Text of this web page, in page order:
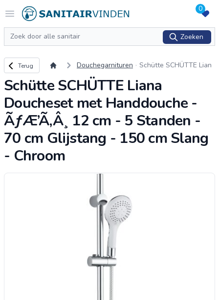
Open menu
Logo sanitairvinden.nl 0
Zoeken
Zoeken
Terug naar overzicht
Terug Douchegarnituren
Schütte SCHÜTTE Lian
douche - ÃƒÆ’Ã‚Â¸ 12
Glijstang - 150...
Schütte SCHÜTTE Liana
Doucheset met Handdouche -
ÃƒÆ’Ã‚Â¸ 12 cm - 5 Standen -
70 cm Glijstang - 150 cm Slang
- Chroom